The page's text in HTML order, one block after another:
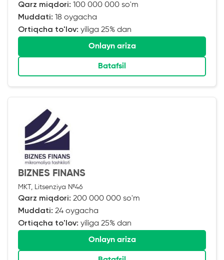
Qarz miqdori: 100 000 000 so'm
Muddati: 18 oygacha
Ortiqcha to'lov: yiliga 25% dan
Onlayn ariza
Batafsil
BIZNES FINANS
MKT, Litsenziya №46
Qarz miqdori: 200 000 000 so'm
Muddati: 24 oygacha
Ortiqcha to'lov: yiliga 25% dan
Onlayn ariza